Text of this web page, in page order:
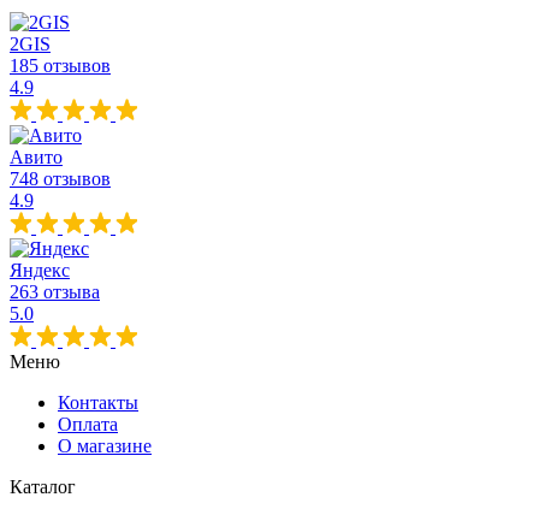
2GIS
185 отзывов
4.9
Авито
748 отзывов
4.9
Яндекс
263 отзыва
5.0
Меню
Контакты
Оплата
О магазине
Каталог